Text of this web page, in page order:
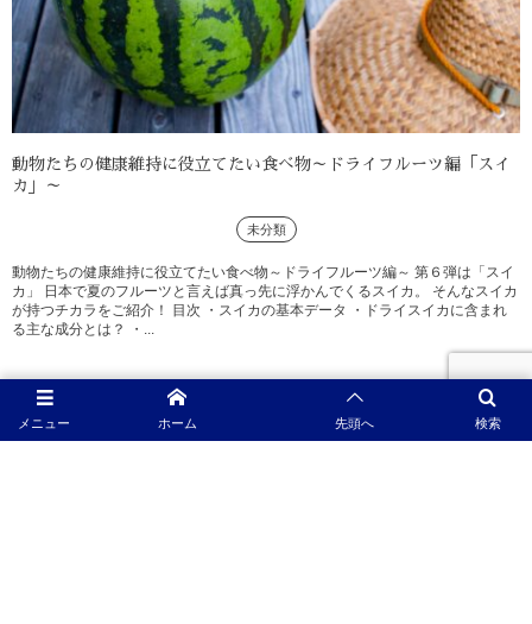
動物たちの健康維持に役立てたい食べ物～ドライフルーツ編「スイ
カ」～
未分類
動物たちの健康維持に役立てたい食べ物～ドライフルーツ編～ 第６弾は「スイ
カ」 日本で夏のフルーツと言えば真っ先に浮かんでくるスイカ。 そんなスイカ
が持つチカラをご紹介！ 目次 ・スイカの基本データ ・ドライスイカに含まれ
る主な成分とは？ ・...
2022-03-09
メニュー 検索
ホーム 先頭へ